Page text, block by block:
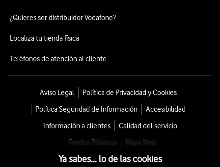
¿Quieres ser distribuidor Vodafone?
Localiza tu tienda física
Teléfonos de atención al cliente
Aviso Legal
Política de Privacidad y Cookies
Política Seguridad de Información
Accesibilidad
Información a clientes
Calidad del servicio
Fondos Públicos
Mapa Web
Ya sabes... lo de las cookies